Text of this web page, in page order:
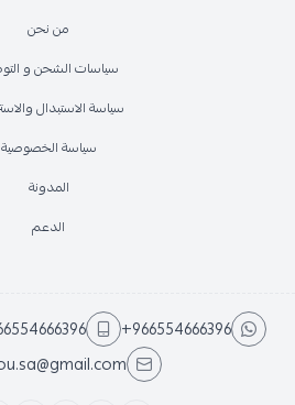
من نحن
سياسات الشحن و
سياسة الاستبدال
سياسة الخصوصية
المدونة
الدعم
+966554666396